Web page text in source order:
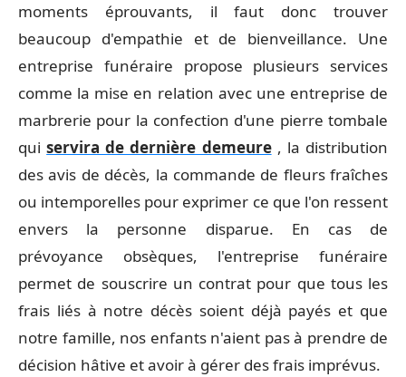
moments éprouvants, il faut donc trouver
beaucoup d'empathie et de bienveillance. Une
entreprise funéraire propose plusieurs services
comme la mise en relation avec une entreprise de
marbrerie pour la confection d'une pierre tombale
quiservira de dernière demeure, la distribution
des avis de décès, la commande de fleurs fraîches
ou intemporelles pour exprimer ce que l'on ressent
envers la personne disparue. En cas de
prévoyance obsèques, l'entreprise funéraire
permet de souscrire un contrat pour que tous les
frais liés à notre décès soient déjà payés et que
notre famille, nos enfants n'aient pas à prendre de
décision hâtive et avoir à gérer des frais imprévus.